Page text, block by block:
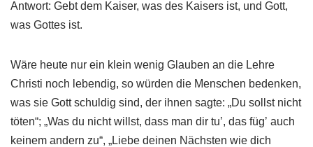
Antwort: Gebt dem Kaiser, was des Kaisers ist, und Gott,
was Gottes ist.
Wäre heute nur ein klein wenig Glauben an die Lehre
Christi noch lebendig, so würden die Menschen bedenken,
was sie Gott schuldig sind, der ihnen sagte: „Du sollst nicht
töten“; „Was du nicht willst, dass man dir tuʼ, das fügʼ auch
keinem andern zu“, „Liebe deinen Nächsten wie dich